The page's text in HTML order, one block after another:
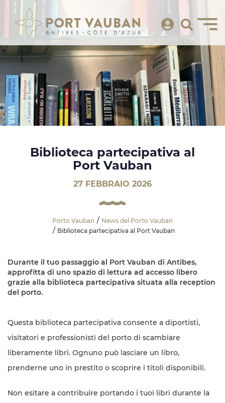
Biblioteca partecipativa al
Port Vauban
27 FEBBRAIO 2026
Porto Vauban
News del Porto Vauban
Biblioteca partecipativa al Port Vauban
Durante il tuo passaggio al Port Vauban di Antibes,
approfitta di uno spazio di lettura ad accesso libero
grazie alla biblioteca partecipativa situata alla reception
del porto.
Questa biblioteca partecipativa consente a diportisti,
visitatori e professionisti del porto di scambiare
liberamente libri. Ognuno può lasciare un libro,
prenderne uno in prestito o scoprire i titoli disponibili.
Non esitare a contribuire portando i tuoi libri durante la